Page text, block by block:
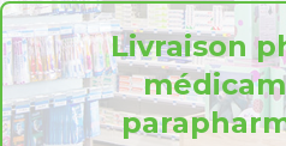
Livraison